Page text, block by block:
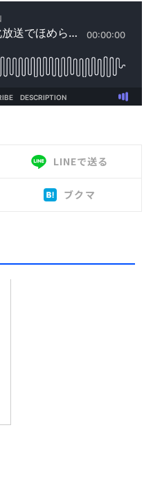
LINEで送る
ブクマ